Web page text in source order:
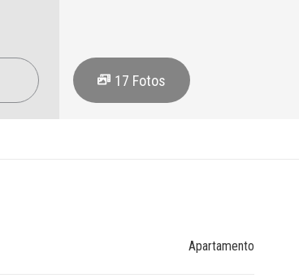
17 Fotos
Apartamento